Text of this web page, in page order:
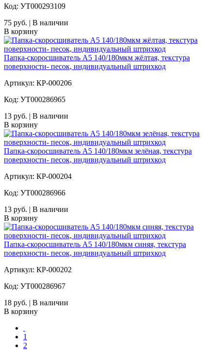
Код: УТ000293109
75 руб. | В наличии
В корзину
Папка-скоросшиватель А5 140/180мкм жёлтая, текстура
поверхности- песок, индивидуальный штрихкод
Артикул: КР-000206
Код: УТ000286965
13 руб. | В наличии
В корзину
Папка-скоросшиватель А5 140/180мкм зелёная, текстура
поверхности- песок, индивидуальный штрихкод
Артикул: КР-000204
Код: УТ000286966
13 руб. | В наличии
В корзину
Папка-скоросшиватель А5 140/180мкм синяя, текстура
поверхности- песок, индивидуальный штрихкод
Артикул: КР-000202
Код: УТ000286967
18 руб. | В наличии
В корзину
1
2